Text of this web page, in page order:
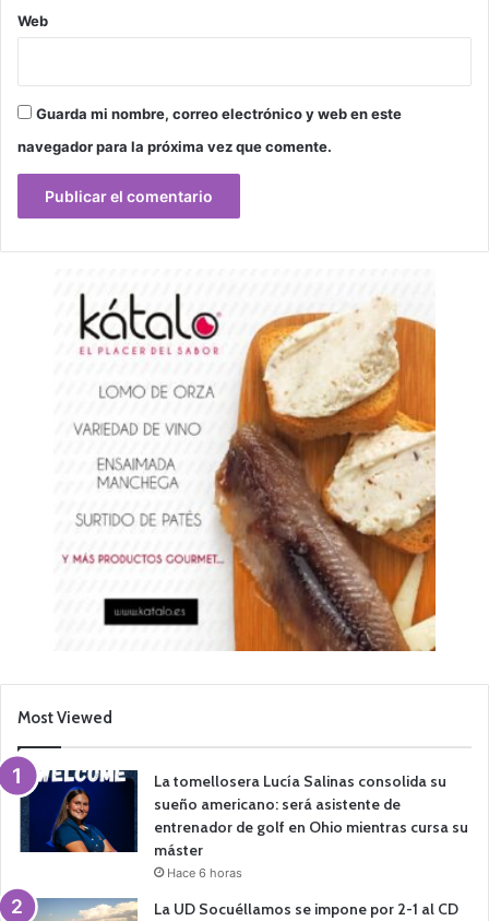
Web
Guarda mi nombre, correo electrónico y web en este
navegador para la próxima vez que comente.
Most Viewed
La tomellosera Lucía Salinas consolida su
sueño americano: será asistente de
entrenador de golf en Ohio mientras cursa su
máster
Hace 6 horas
La UD Socuéllamos se impone por 2-1 al CD